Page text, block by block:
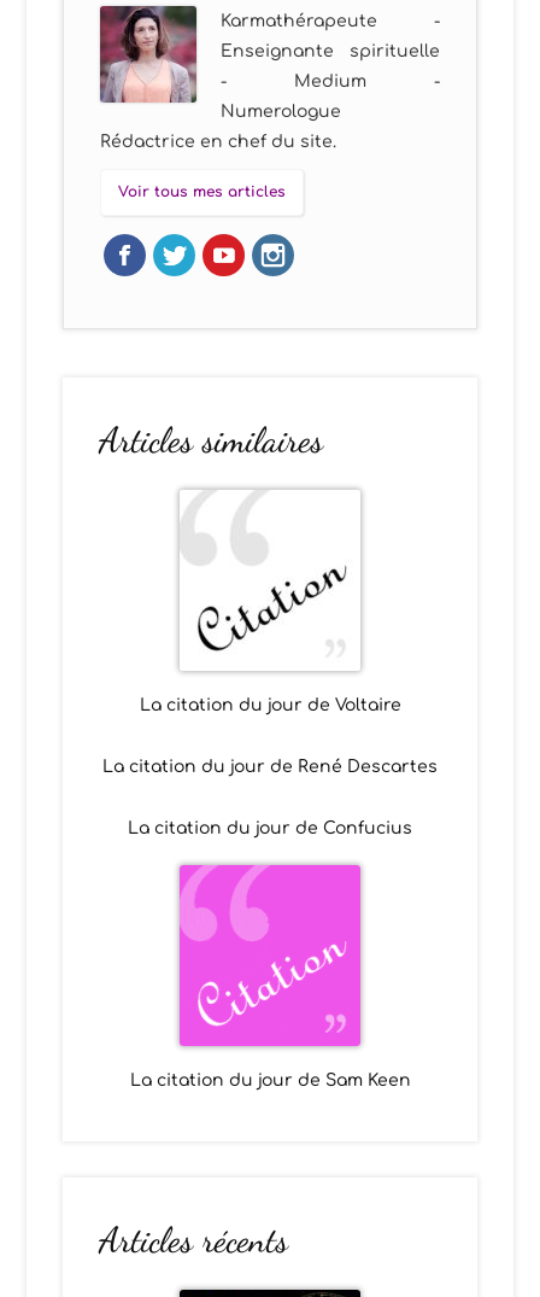
Karmathérapeute -
Enseignante spirituelle
- Medium -
Numerologue
Rédactrice en chef du site.
Voir tous mes articles
Articles similaires
La citation du jour de Voltaire
La citation du jour de René Descartes
La citation du jour de Confucius
La citation du jour de Sam Keen
Articles récents